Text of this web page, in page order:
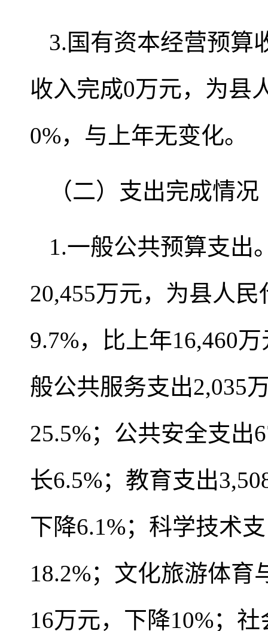
3.国有资本经营预算
收入完成0万元，为县
0%，与上年无变化。
（二）支出完成情况
1.一般公共预算支出
20,455万元，为县人
9.7%，比上年16,460
般公共服务支出2,035
25.5%；公共安全支出
长6.5%；教育支出
下降6.1%；科学技术
18.2%；文化旅游体育
16万元，下降10%；